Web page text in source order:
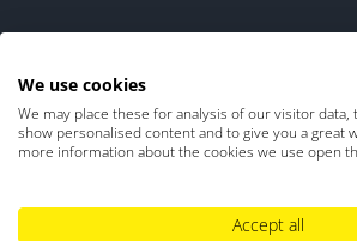
Kontakt
Impressum
We use cookies
We may place these for analysis of our visitor
show personalised content and to give you a great
more information about the cookies we use open
Accept all